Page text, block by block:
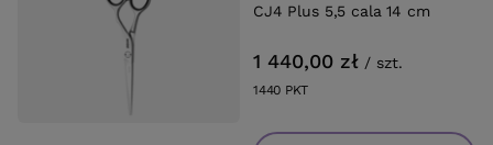
CJ4 Plus 5,5 cala 14 cm
1 440,00 zł / szt.
1440 PKT